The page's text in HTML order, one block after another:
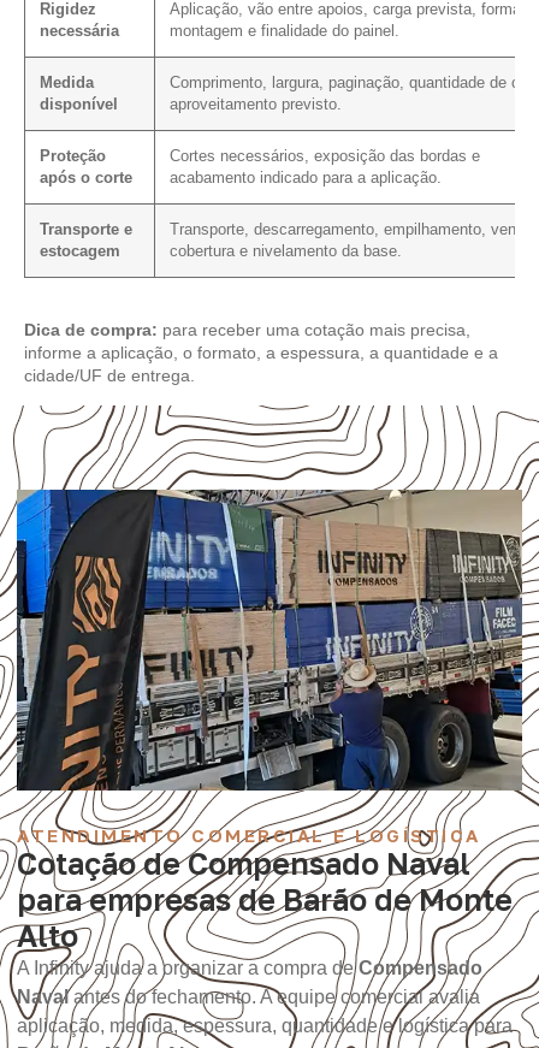
Rigidez
necessária
Aplicação, vão entre apoios, carga prevista, forma
montagem e finalidade do painel.
Medida
disponível
Comprimento, largura, paginação, quantidade de
aproveitamento previsto.
Proteção
após o corte
Cortes necessários, exposição das bordas e
acabamento indicado para a aplicação.
Transporte e
estocagem
Transporte, descarregamento, empilhamento,
cobertura e nivelamento da base.
Dica de compra: para receber uma cotação mais precisa,
informe a aplicação, o formato, a espessura, a quantidade e a
cidade/UF de entrega.
ATENDIMENTO COMERCIAL E LOGÍSTICA
Cotação de Compensado Naval
para empresas de Barão de Monte
Alto
A Infinity ajuda a organizar a compra deCompensado
Navalantes do fechamento. A equipe comercial avalia
aplicação, medida, espessura, quantidade e logística para